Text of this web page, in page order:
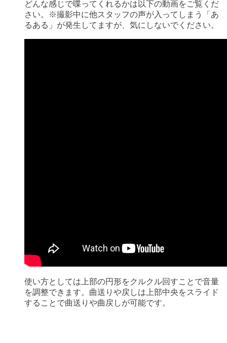
どんな感じで喋ってくれるかは以下の動画をご覧くだ
さい。※撮影中に他スタッフの声が入ってしまう「あ
るある」が発生してますが、気にしないでください。
使い方としては上部の円形をクルクル回すことで音量
を調整できます。曲送りや戻しは上部中央をスライド
することで曲送りや曲戻しが可能です。